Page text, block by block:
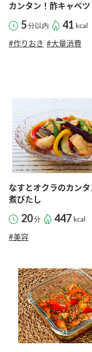
お酢ドリンク
スープ
炊き込みご
納豆
ブランド・スペシャ
ブランド・スペシ
カンタン酢
お酢ドリンク
味ぽん
ぽん酢
かおりの蔵
つゆ
鍋なび
PIN印
三ツ判山吹
千夜
ミツカングループに
企業
ミツカンを知る
水の
ZENB
MIM
ニュースリリース
お客様の声をいかし
販売終了製品のご案
よくあるご質問
カンタン！酢キャベツ
5分以内 41 kcal
#作りおき #大量消費
なすとオクラのカン
煮びたし
20分 447 kcal
#美容